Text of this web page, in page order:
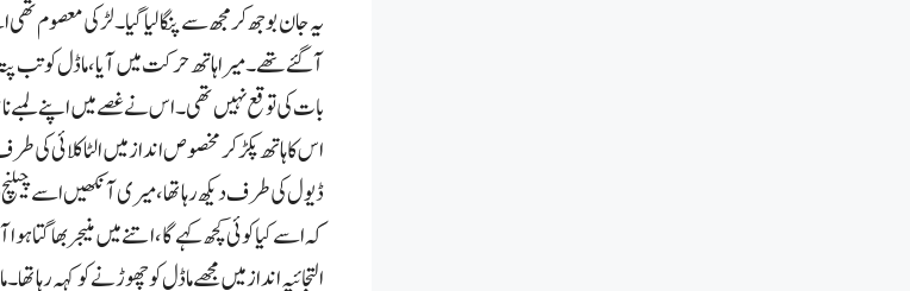
یہ جان بوجھ کر مجھ سے پنگا لیا گیا۔لڑکی معصوم
آگئے تھے۔ میرا ہاتھ حرکت میں آیا ،ماڈل کو تب
بات کی توقع نہیں تھی۔ اس نے غصے میں اپنے لمبے
اس کا ہاتھ پکڑ کرمخصوص انداز میں الٹا کلائی کی
ڈیول کی طرف دیکھ رہا تھا،میری آنکھیں اسے
کہ اسے کیا کوئی کچھ کہے گا،اتنے میں منیجر
التجائیہ انداز میں مجھے ماڈل کو چھوڑنے کو کہہ